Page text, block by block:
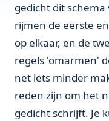
gedicht dit
rijmen de eerste
op elkaar, en de
regels 'omarmen'
net iets minder
reden zijn om het
gedicht schrijft. Je